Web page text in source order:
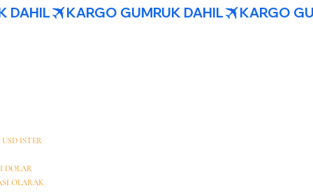
ISTER
DOLAR
OLARAK